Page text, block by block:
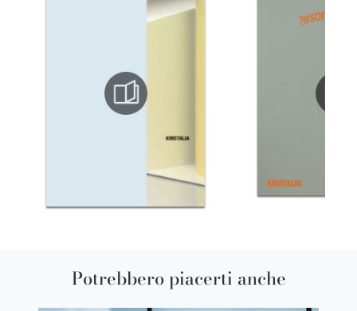
Potrebbero piacerti anche